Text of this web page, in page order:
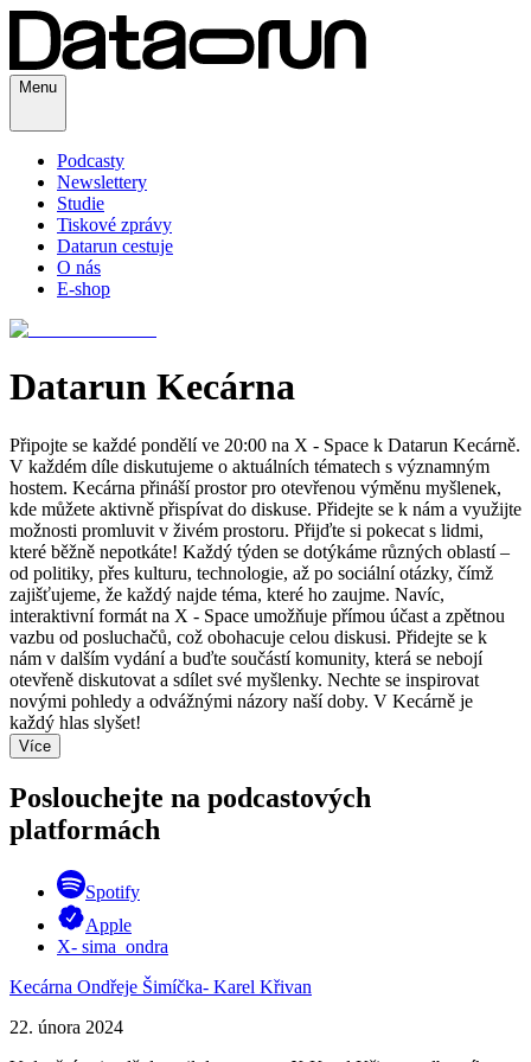
Menu
Podcasty
Newslettery
Studie
Tiskové zprávy
Datarun cestuje
O nás
E-shop
Datarun Kecárna
Připojte se každé pondělí ve 20:00 na X - Space k Datarun Kecárně.
V každém díle diskutujeme o aktuálních tématech s významným
hostem. Kecárna přináší prostor pro otevřenou výměnu myšlenek,
kde můžete aktivně přispívat do diskuse. Přidejte se k nám a využijte
možnosti promluvit v živém prostoru. Přijďte si pokecat s lidmi,
které běžně nepotkáte! Každý týden se dotýkáme různých oblastí –
od politiky, přes kulturu, technologie, až po sociální otázky, čímž
zajišťujeme, že každý najde téma, které ho zaujme. Navíc,
interaktivní formát na X - Space umožňuje přímou účast a zpětnou
vazbu od posluchačů, což obohacuje celou diskusi. Přidejte se k
nám v dalším vydání a buďte součástí komunity, která se nebojí
otevřeně diskutovat a sdílet své myšlenky. Nechte se inspirovat
novými pohledy a odvážnými názory naší doby. V Kecárně je
každý hlas slyšet!
Více
Poslouchejte na podcastových
platformách
Spotify
Apple
X- sima_ondra
Kecárna Ondřeje Šimíčka- Karel Křivan
22. února 2024